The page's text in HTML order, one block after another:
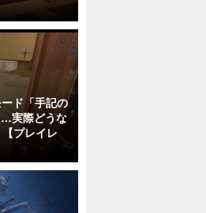
ド「手記の
実際どうな
プレイレ